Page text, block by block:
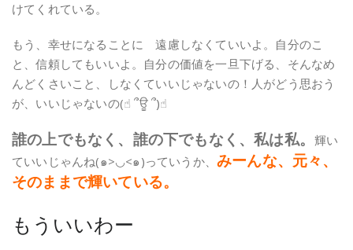
けてくれている。
もう、幸せになることに 遠慮しなくていいよ。自分のこ
と、信頼してもいいよ。自分の価値を一旦下げる、そんなめ
んどくさいこと、しなくていいじゃないの！人がどう思おう
が、いいじゃないの(☝︎ ՞ਊ ՞)☝︎
誰の上でもなく、誰の下でもなく、私は私。輝い
ていいじゃんね(๑>◡<๑)っていうか、 みーんな、元々、
そのままで輝いている。
もういいわー